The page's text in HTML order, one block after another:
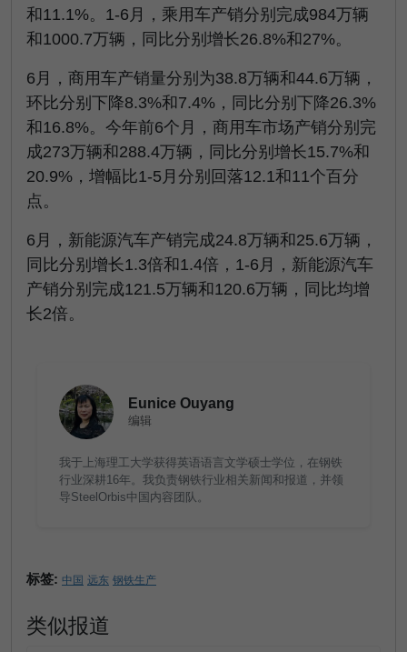
和11.1%。1-6月，乘用车产销分别完成984万辆
和1000.7万辆，同比分别增长26.8%和27%。
6月，商用车产销量分别为38.8万辆和44.6万辆，
环比分别下降8.3%和7.4%，同比分别下降26.3%
和16.8%。今年前6个月，商用车市场产销分别完
成273万辆和288.4万辆，同比分别增长15.7%和
20.9%，增幅比1-5月分别回落12.1和11个百分
点。
6月，新能源汽车产销完成24.8万辆和25.6万辆，
同比分别增长1.3倍和1.4倍，1-6月，新能源汽车
产销分别完成121.5万辆和120.6万辆，同比均增
长2倍。
Eunice Ouyang
编辑
我于上海理工大学获得英语语言文学硕士学位，在钢铁
行业深耕16年。我负责钢铁行业相关新闻和报道，并领
导SteelOrbis中国内容团队。
标签: 中国 远东 钢铁生产
类似报道